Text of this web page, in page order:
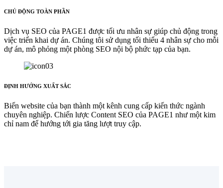
CHỦ ĐỘNG TOÀN PHẦN
Dịch vụ SEO của PAGE1 được tối ưu nhân sự giúp chủ động trong
việc triển khai dự án. Chúng tôi sử dụng tối thiểu 4 nhân sự cho mỗi
dự án, mô phỏng một phòng SEO nội bộ phức tạp của bạn.
ĐỊNH HƯỚNG XUẤT SẮC
Biến website của bạn thành một kênh cung cấp kiến thức ngành
chuyên nghiệp. Chiến lược Content SEO của PAGE1 như một kim
chỉ nam để hướng tới gia tăng lượt truy cập.